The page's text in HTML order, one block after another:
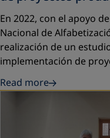
En 2022, con el apoyo de
Nacional de
realización de un
implementación de
Read more